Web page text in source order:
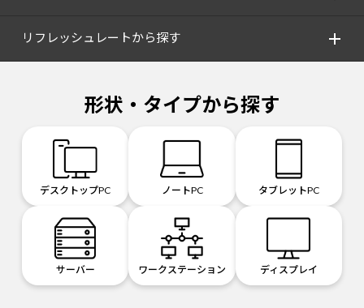
リフレッシュレートから探す
形状・タイプから探す
デスクトップPC ノートPC タブレットPC
サーバー ワークステーション ディスプレイ